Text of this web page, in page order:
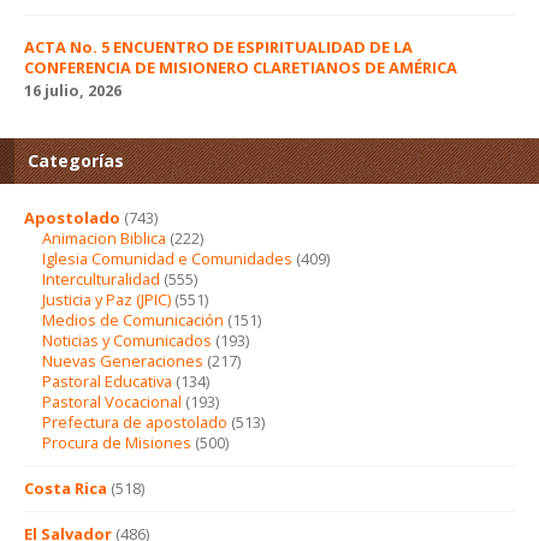
ACTA No. 5 ENCUENTRO DE ESPIRITUALIDAD DE LA
CONFERENCIA DE MISIONERO CLARETIANOS DE AMÉRICA
16 julio, 2026
Categorías
Apostolado (743)
Animacion Biblica (222)
Iglesia Comunidad e Comunidades (409)
Interculturalidad (555)
Justicia y Paz (JPIC) (551)
Medios de Comunicación (151)
Noticias y Comunicados (193)
Nuevas Generaciones (217)
Pastoral Educativa (134)
Pastoral Vocacional (193)
Prefectura de apostolado (513)
Procura de Misiones (500)
Costa Rica (518)
El Salvador (486)